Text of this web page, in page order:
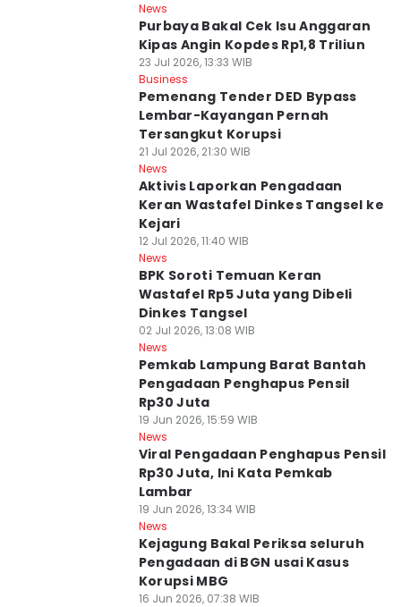
News
Purbaya Bakal Cek Isu Anggaran
Kipas Angin Kopdes Rp1,8 Triliun
23 Jul 2026, 13:33 WIB
Business
Pemenang Tender DED Bypass
Lembar-Kayangan Pernah
Tersangkut Korupsi
21 Jul 2026, 21:30 WIB
News
Aktivis Laporkan Pengadaan
Keran Wastafel Dinkes Tangsel ke
Kejari
12 Jul 2026, 11:40 WIB
News
BPK Soroti Temuan Keran
Wastafel Rp5 Juta yang Dibeli
Dinkes Tangsel
02 Jul 2026, 13:08 WIB
News
Pemkab Lampung Barat Bantah
Pengadaan Penghapus Pensil
Rp30 Juta
19 Jun 2026, 15:59 WIB
News
Viral Pengadaan Penghapus Pensil
Rp30 Juta, Ini Kata Pemkab
Lambar
19 Jun 2026, 13:34 WIB
News
Kejagung Bakal Periksa seluruh
Pengadaan di BGN usai Kasus
Korupsi MBG
16 Jun 2026, 07:38 WIB